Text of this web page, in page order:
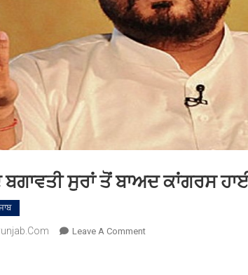
ਬਗਾਵਤੀ ਸੁਰਾਂ ਤੋਂ ਬਾਅਦ ਕਾਂਗਰਸ
Leave A CommentOn